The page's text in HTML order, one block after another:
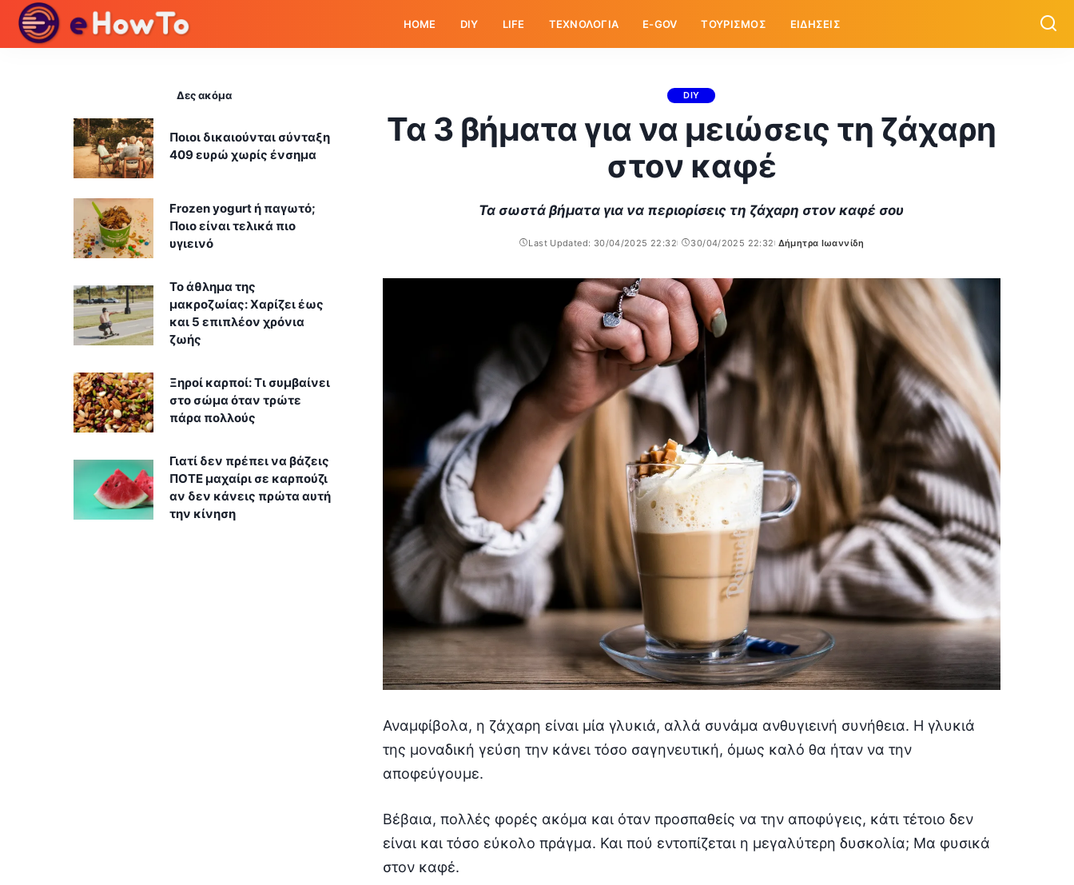
HOME DIY LIFE ΤΕΧΝΟΛΟΓΙΑ E-GOV ΤΟΥΡΙΣΜΟΣ ΕΙΔΗΣΕΙΣ
DIY
Τα 3 βήματα για να μειώσεις τη ζάχαρη
στον καφέ
Τα σωστά βήματα για να περιορίσεις τη ζάχαρη στον καφέ σου
Last Updated: 30/04/2025 22:32 30/04/2025 22:32
Posted
Δήμητρα Ιωαννίδη
Αναμφίβολα, η ζάχαρη είναι μία γλυκιά, αλλά συνάμα ανθυγιεινή συνήθεια. Η γλυκιά
της μοναδική γεύση την κάνει τόσο σαγηνευτική, όμως καλό θα ήταν να την
αποφεύγουμε.
Βέβαια, πολλές φορές ακόμα και όταν προσπαθείς να την αποφύγεις, κάτι τέτοιο δεν
είναι και τόσο εύκολο πράγμα. Και πού εντοπίζεται η μεγαλύτερη δυσκολία; Μα φυσικά
στον καφέ.
Δες ακόμα
Ποιοι δικαιούνται σύνταξη
409 ευρώ χωρίς ένσημα
Frozen yogurt ή παγωτό;
Ποιο είναι τελικά πιο
υγιεινό
Το άθλημα της
μακροζωίας: Χαρίζει έως
και 5 επιπλέον χρόνια
ζωής
Ξηροί καρποί: Τι συμβαίνει
στο σώμα όταν τρώτε
πάρα πολλούς
Γιατί δεν πρέπει να βάζεις
ΠΟΤΕ μαχαίρι σε καρπούζι
αν δεν κάνεις πρώτα αυτή
την κίνηση